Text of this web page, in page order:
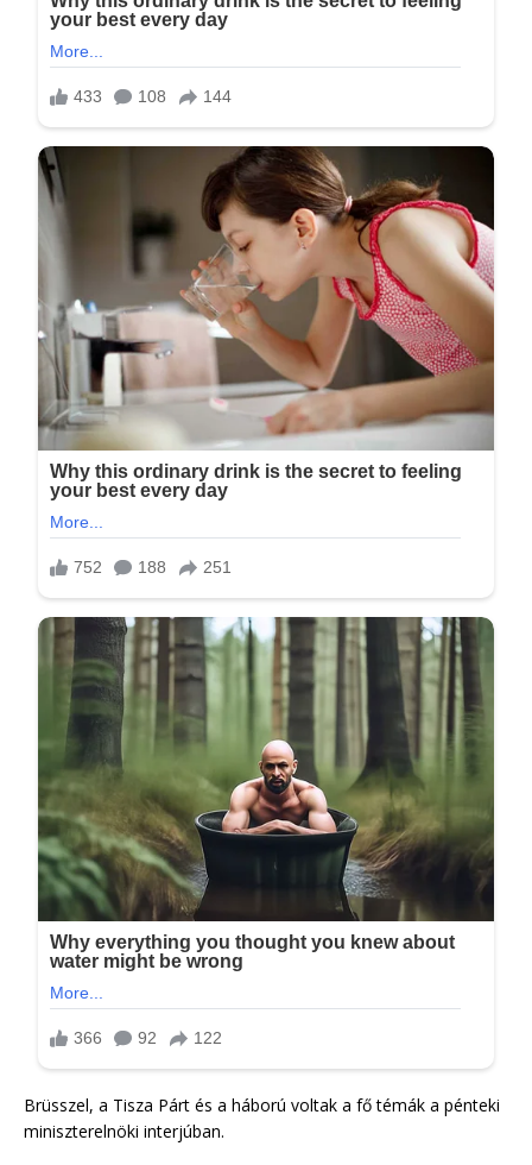
Brüsszel, a Tisza Párt és a háború voltak a fő témák a pénteki
miniszterelnöki interjúban.